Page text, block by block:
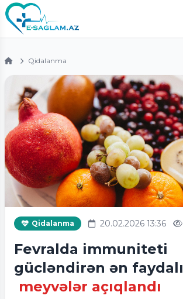
Qidalanma
Qidalanma 20.02.2026 13:36
Fevralda immuniteti
gücləndirən ən faydalı
meyvələr açıqlandı